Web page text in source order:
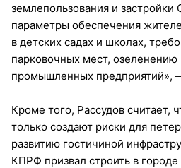
землепользования и застройки
параметры обеспечения
в детских садах и школах,
парковочных мест, озеленению
промышленных предприятий»,
Кроме того, Рассудов считает,
только создают риски для
развитию гостичиной
КПРФ призвал строить в